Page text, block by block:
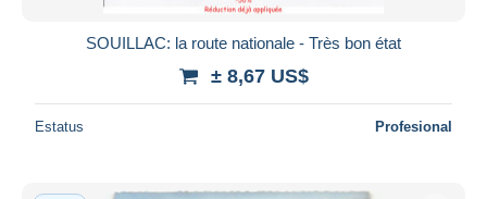
SOUILLAC: la route nationale - Très bon état
± 8,67 US$
Estatus Profesional